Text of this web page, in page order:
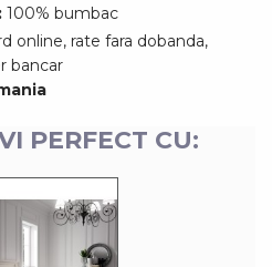
100% bumbac
online, rate fara dobanda,
bancar
PERFECT CU: